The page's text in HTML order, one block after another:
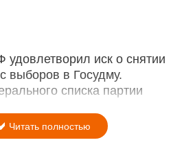
иск о снятии
выборов в Госудму.
списка партии
Читать полностью